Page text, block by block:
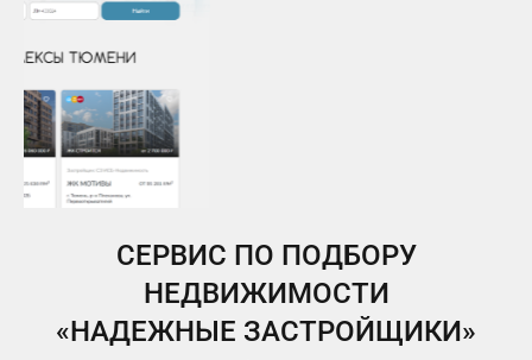
СЕРВИС ПО ПОДБОРУ
НЕДВИЖИМОСТИ
«НАДЕЖНЫЕ ЗАСТРОЙЩИКИ»